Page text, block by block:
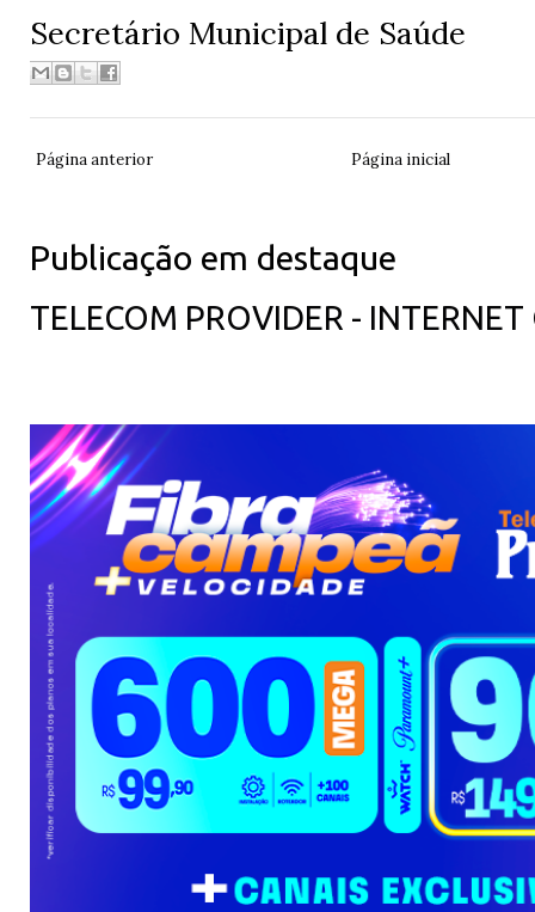
Secretário Municipal de Saúde
Página anterior Página inicial
Publicação em destaque
TELECOM PROVIDER -